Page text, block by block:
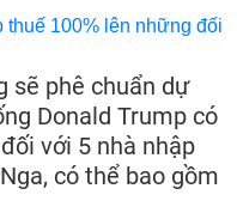
sẽ phê chuẩn dự
Donald Trump có
với 5 nhà nhập
có thể bao gồm